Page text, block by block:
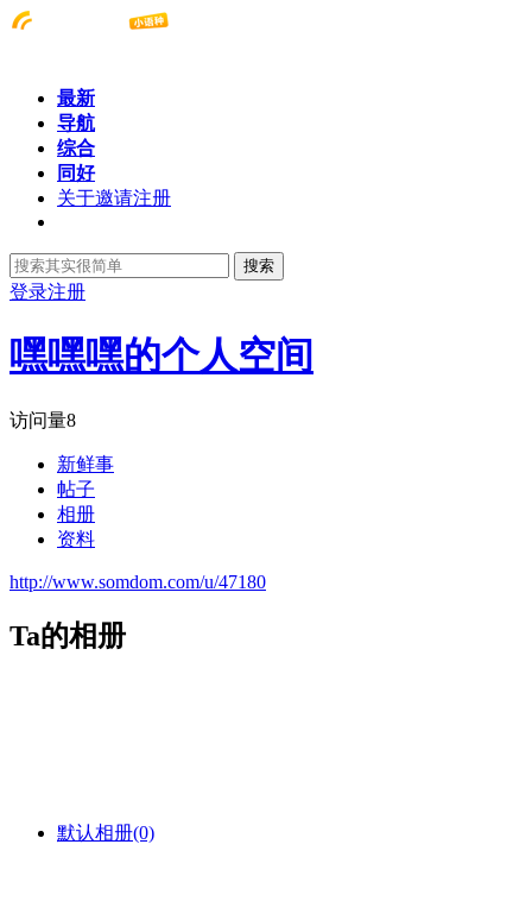
最新
导航
综合
同好
关于邀请注册
搜索
登录注册
嘿嘿嘿的个人空间
访问量8
新鲜事
帖子
相册
资料
http://www.somdom.com/u/47180
Ta的相册
默认相册(0)